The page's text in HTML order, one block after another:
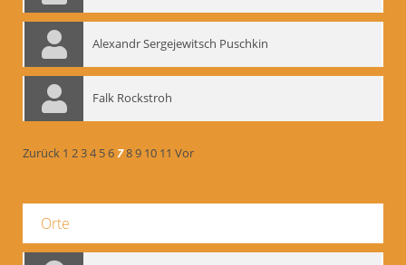
Alexandr Sergejewitsch Puschkin
Falk Rockstroh
Zurück 1 234 56789 10 11 Vor
Orte